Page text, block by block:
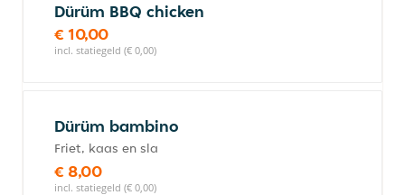
Dürüm BBQ chicken
€ 10,00
incl. statiegeld (€ 0,00)
Dürüm bambino
Friet, kaas en sla
€ 8,00
incl. statiegeld (€ 0,00)